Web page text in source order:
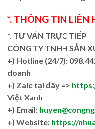
*. THÔNG TIN LIÊN
*. TƯ VẤN TRỰC TIẾP
CÔNG TY TNHH SẢN
+) Hotline (24/7):
doanh
+) Zalo tại đây =>
Việt Xanh
+) Email:
+) Website: https://